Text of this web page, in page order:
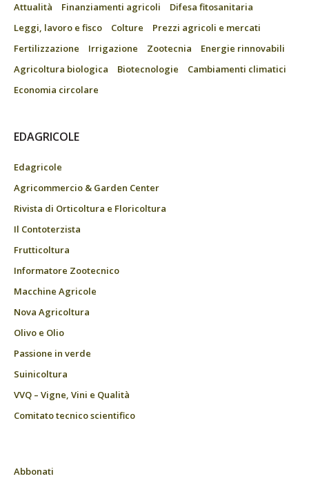
Attualità Finanziamenti agricoli
Difesa fitosanitaria
Leggi, lavoro e fisco
Colture
Prezzi agricoli e mercati
Fertilizzazione
Irrigazione Zootecnia
Energie rinnovabili
Agricoltura biologica
Biotecnologie
Cambiamenti climatici
Economia circolare
EDAGRICOLE
Edagricole
Agricommercio & Garden Center
Rivista di Orticoltura e Floricoltura
Il Contoterzista
Frutticoltura
Informatore Zootecnico
Macchine Agricole
Nova Agricoltura
Olivo e Olio
Passione in verde
Suinicoltura
VVQ – Vigne, Vini e Qualità
Comitato tecnico scientifico
Abbonati